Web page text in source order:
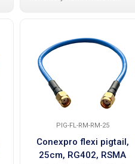
propojení Wi-Fi jednotek a
antén. Díky odolné
PIG-FL-RM-RM-25
Conexpro flexi pigtail,
25cm, RG402, RSMA